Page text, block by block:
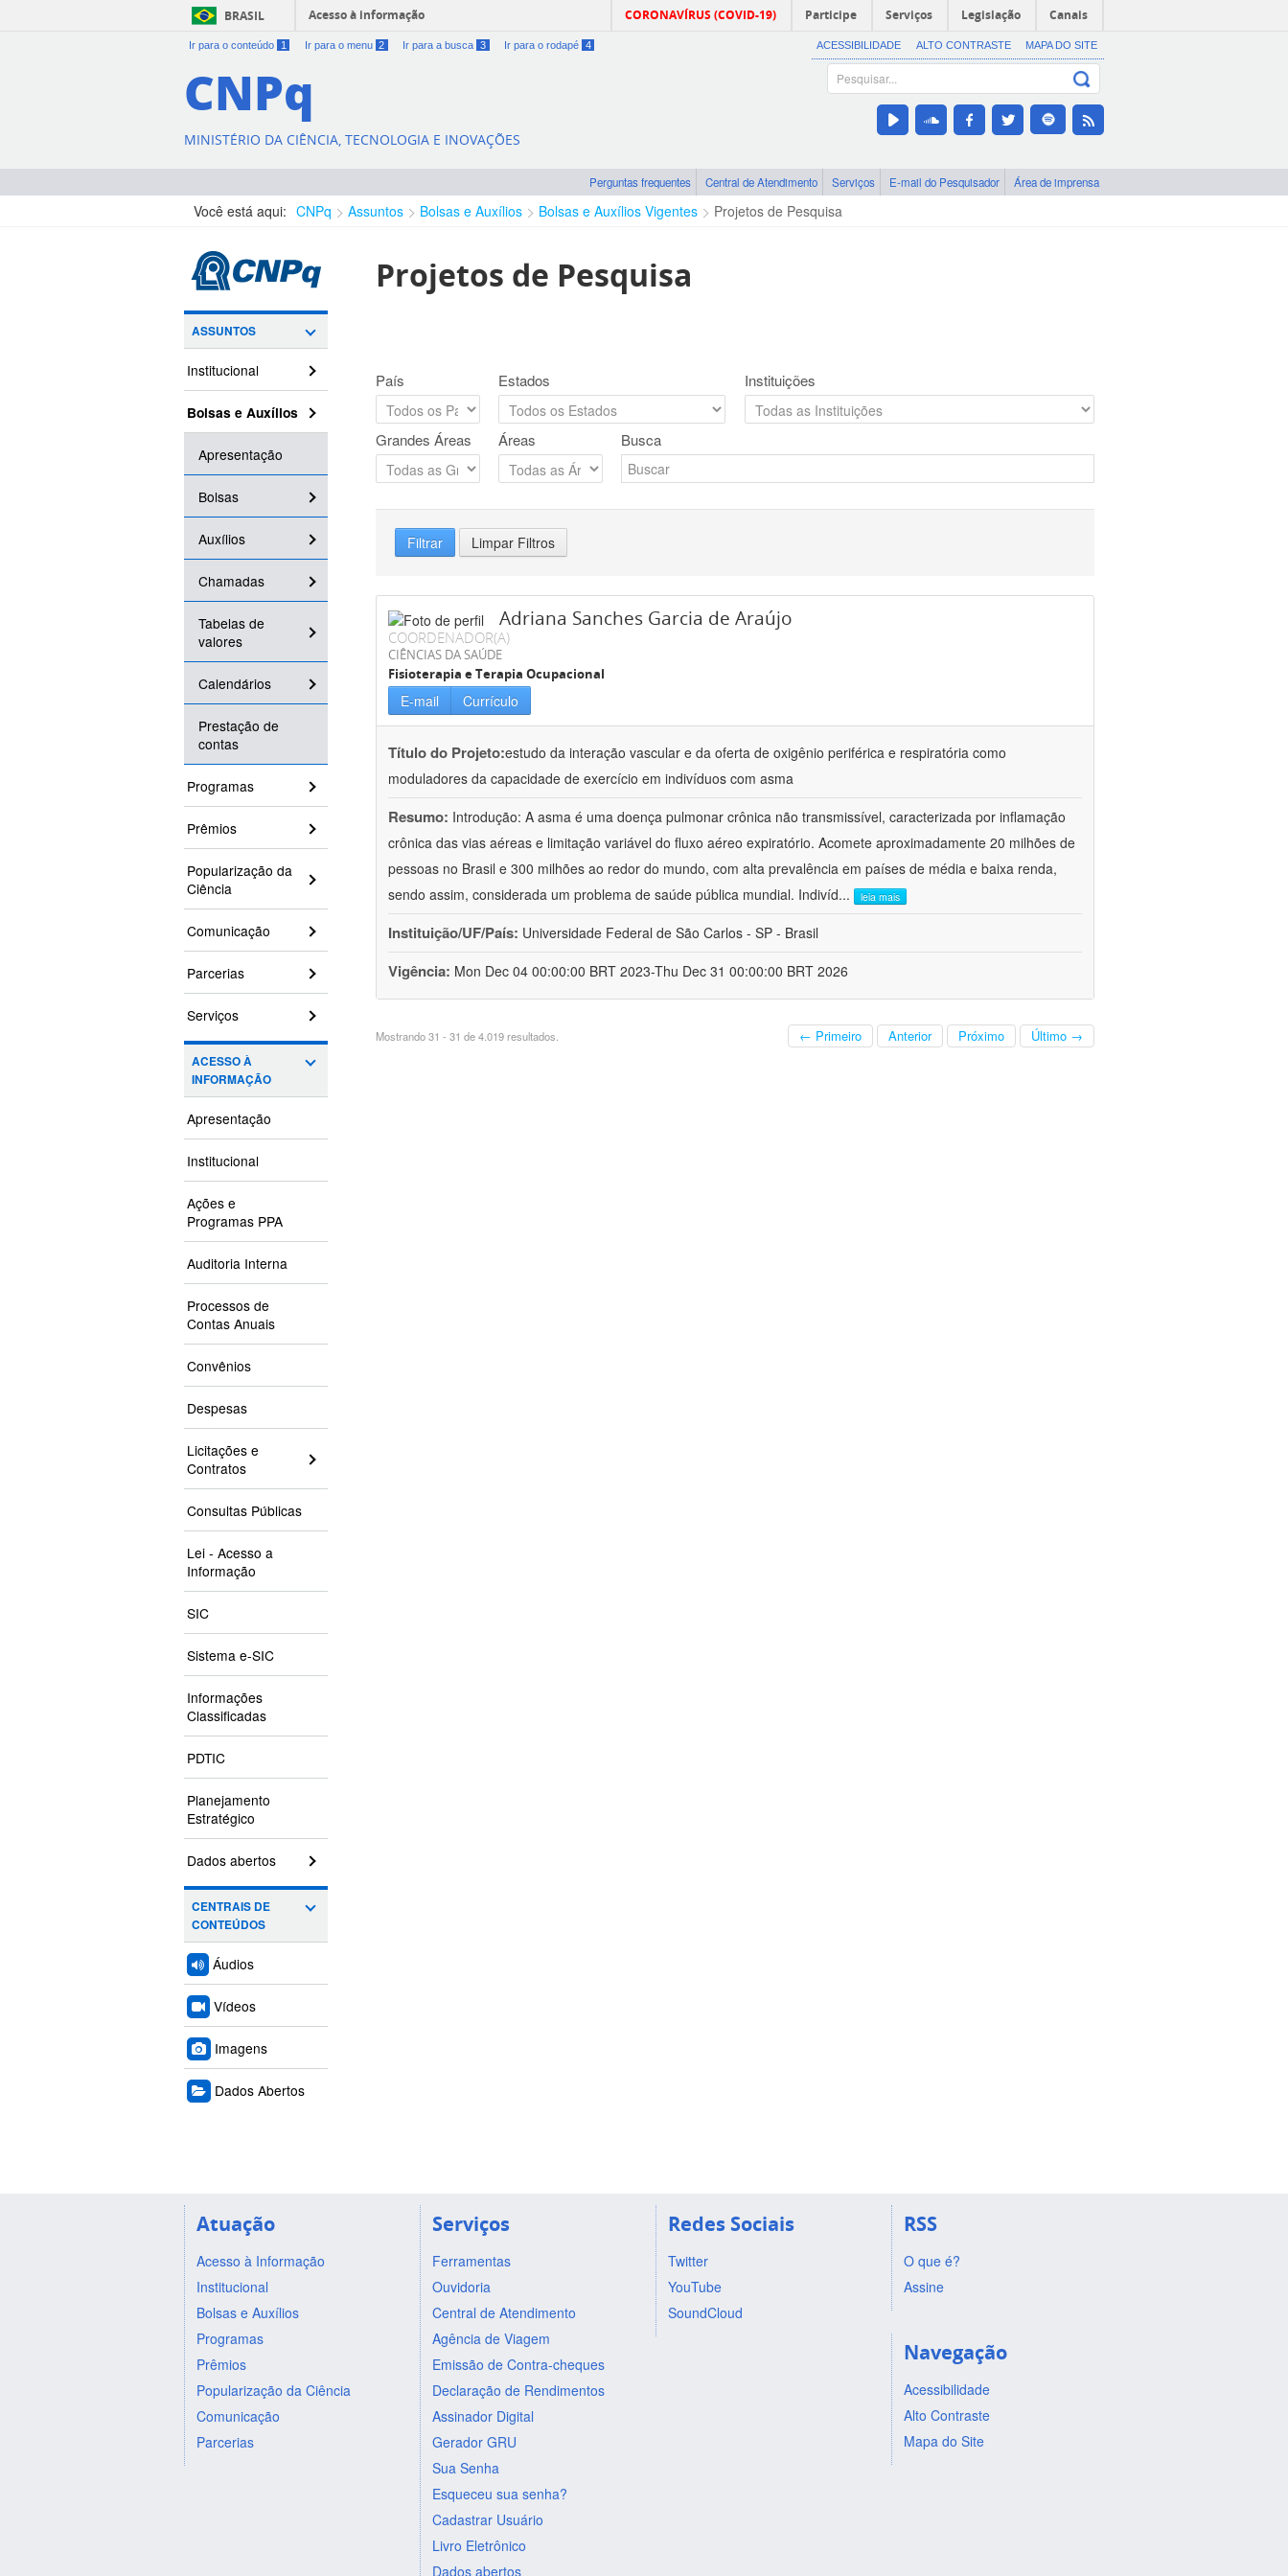
BRASIL Acesso à informação CORONAVÍRUS (COVID-19) Participe Serviços Legislação Canais
Ir para o conteúdo 1 Ir para o menu 2 Ir para a busca 3 Ir para o rodapé 4 ACESSIBILIDADE ALTO CONTRASTE MAPA DO SITE
CNPq
MINISTÉRIO DA CIÊNCIA, TECNOLOGIA E INOVAÇÕES
Perguntas frequentes Central de Atendimento Serviços E-mail do Pesquisador Área de imprensa
Você está aqui: CNPq Assuntos Bolsas e Auxílios Bolsas e Auxílios Vigentes Projetos de Pesquisa
ASSUNTOS
Institucional
Bolsas e Auxílios
Apresentação
Bolsas
Auxílios
Chamadas
Tabelas de
valores
Calendários
Prestação de
contas
Programas
Prêmios
Popularização da
Ciência
Comunicação
Parcerias
Serviços
ACESSO À
INFORMAÇÃO
Apresentação
Institucional
Ações e
Programas PPA
Auditoria Interna
Processos de
Contas Anuais
Convênios
Despesas
Licitações e
Contratos
Consultas Públicas
Lei - Acesso a
Informação
SIC
Sistema e-SIC
Informações
Classificadas
PDTIC
Planejamento
Estratégico
Dados abertos
CENTRAIS DE
CONTEÚDOS
Áudios
Vídeos
Imagens
Dados Abertos
Projetos de Pesquisa
País Estados Instituições
Grandes Áreas Áreas Busca
Filtrar Limpar Filtros
Adriana Sanches Garcia de Araújo
COORDENADOR(A)
CIÊNCIAS DA SAÚDE
Fisioterapia e Terapia Ocupacional
E-mail Currículo
Título do Projeto:estudo da interação vascular e da oferta de oxigênio periférica e respiratória como
moduladores da capacidade de exercício em indivíduos com asma
Resumo: Introdução: A asma é uma doença pulmonar crônica não transmissível, caracterizada por inflamação
crônica das vias aéreas e limitação variável do fluxo aéreo expiratório. Acomete aproximadamente 20 milhões de
pessoas no Brasil e 300 milhões ao redor do mundo, com alta prevalência em países de média e baixa renda,
sendo assim, considerada um problema de saúde pública mundial. Indivíd... leia mais
Instituição/UF/País: Universidade Federal de São Carlos - SP - Brasil
Vigência: Mon Dec 04 00:00:00 BRT 2023-Thu Dec 31 00:00:00 BRT 2026
Mostrando 31 - 31 de 4.019 resultados. ← Primeiro Anterior Próximo Último →
Atuação
Acesso à Informação
Institucional
Bolsas e Auxílios
Programas
Prêmios
Popularização da Ciência
Comunicação
Parcerias
Serviços
Ferramentas
Ouvidoria
Central de Atendimento
Agência de Viagem
Emissão de Contra-cheques
Declaração de Rendimentos
Assinador Digital
Gerador GRU
Sua Senha
Esqueceu sua senha?
Cadastrar Usuário
Livro Eletrônico
Dados abertos
Redes Sociais
Twitter
YouTube
SoundCloud
RSS
O que é?
Assine
Navegação
Acessibilidade
Alto Contraste
Mapa do Site